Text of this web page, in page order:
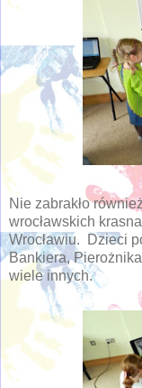
Nie zabrakło
wrocławskich
Wrocławiu. Dzieci
Bankiera,
wiele innych.